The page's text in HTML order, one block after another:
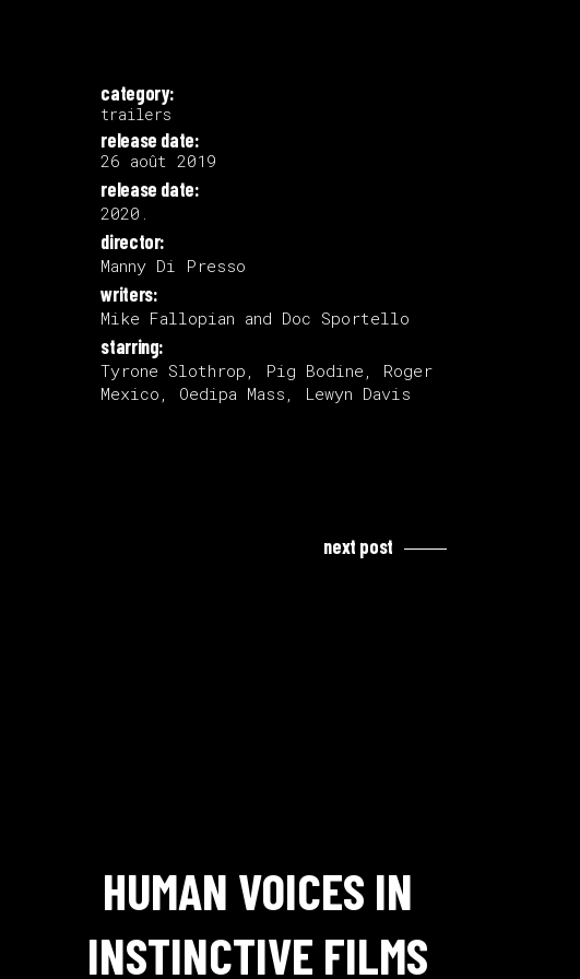
category:
trailers
release date:
26 août 2019
release date:
2020.
director:
Manny Di Presso
writers:
Mike Fallopian and Doc Sportello
starring:
Tyrone Slothrop, Pig Bodine, Roger
Mexico, Oedipa Mass, Lewyn Davis
next post
HUMAN VOICES IN
INSTINCTIVE FILMS